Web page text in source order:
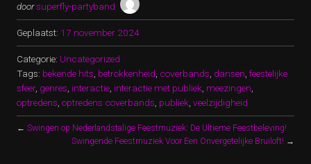
doorsuperfly-partyband
Geplaatst: 17 november 2024
Categorie: Uncategorized
Tags: bekende hits betrokkenheid coverbands dansen feestelijke
sfeer, genres interactie interactie met publiek meezingen
optredens optredens coverbands publiek veelzijdigheid
← Swingen op Nederlandstalige Feestmuziek: De Ultieme Feestbeleving!
Swingende Feestmuziek Voor Een Onvergetelijke Bruiloft! →